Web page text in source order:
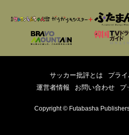
サッカー批評とは
プラ
運営者情報
お問い合わせ プ
Copyright © Futabasha